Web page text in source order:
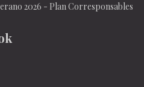
2026 - Plan Corresponsables